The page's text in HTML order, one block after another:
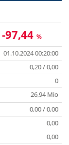
-97,44 %
01.10.2024 00:20:00
0,20 / 0,00
0
26,94 Mio
0,00 / 0,00
0,00
0,00